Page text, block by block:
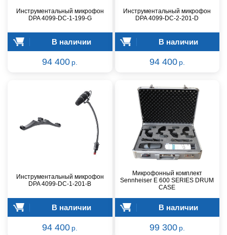
Инструментальный микрофон
DPA 4099-DC-1-199-G
В наличии
94 400 р.
Инструментальный микрофон
DPA 4099-DC-2-201-D
В наличии
94 400 р.
Инструментальный микрофон
DPA 4099-DC-1-201-B
В наличии
94 400 р.
Микрофонный комплект
Sennheiser E 600 SERIES DRUM
CASE
В наличии
99 300 р.